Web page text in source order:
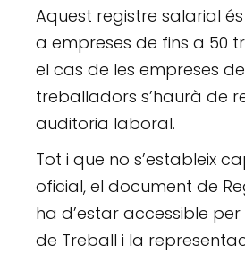
Aquest registre salarial
a empreses de fins a 50
el cas de les empreses
treballadors s’haurà de
auditoria laboral.
Tot i que no s’estableix
oficial, el document de
ha d’estar accessible
de Treball i la